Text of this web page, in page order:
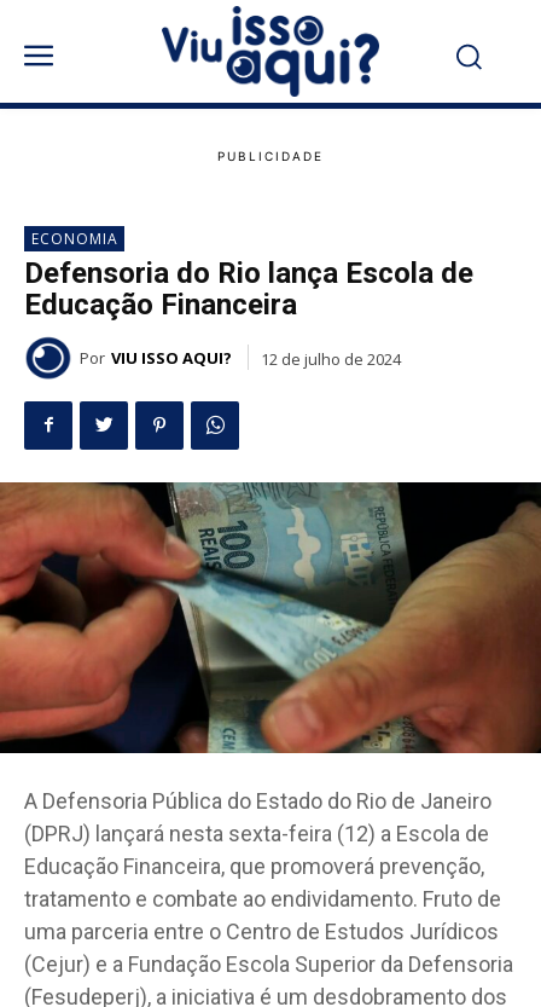
ECONOMIA
Defensoria do Rio lança Escola de
Educação Financeira
Por VIU ISSO AQUI? 12 de julho de 2024
A Defensoria Pública do Estado do Rio de Janeiro
(DPRJ) lançará nesta sexta-feira (12) a Escola de
Educação Financeira, que promoverá prevenção,
tratamento e combate ao endividamento. Fruto de
uma parceria entre o Centro de Estudos Jurídicos
(Cejur) e a Fundação Escola Superior da Defensoria
(Fesudeperj), a iniciativa é um desdobramento dos